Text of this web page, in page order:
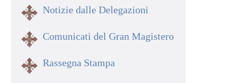
Notizie dalle Delegazioni
Comunicati del Gran Magistero
Rassegna Stampa